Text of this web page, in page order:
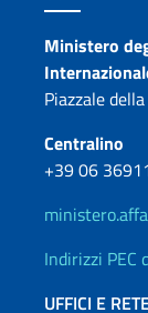
Ministero
Piazzale
Centralino
+39 06
Indirizzi
UFFICI E